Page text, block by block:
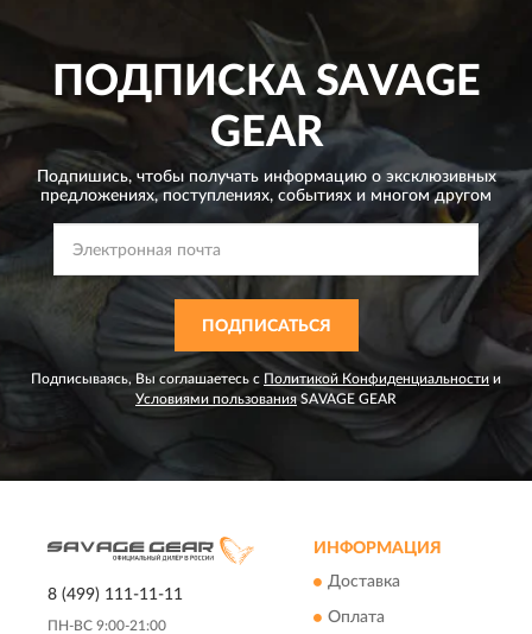
ПОДПИСКАSAVAGE
GEAR
Подпишись, чтобы получать информацию о эксклюзивных
предложениях,поступлениях, событиях и многом другом
ПОДПИСАТЬСЯ
Подписываясь, Вы соглашаетесь с Политикой Конфиденциальности и
Условиями пользованияSAVAGE GEAR
8 (499) 111-11-11
ПН-ВС 9:00-21:00
ИНФОРМАЦИЯ
Доставка
Оплата